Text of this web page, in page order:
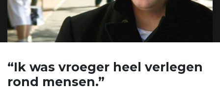
“Ik was vroeger heel verlegen
rond mensen.”